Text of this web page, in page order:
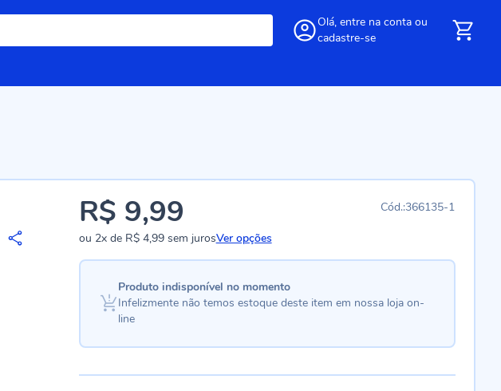
Olá, entre na conta ou
cadastre-se
366135-1
R$ 9,99
ou 2xde R$ 4,99sem jurosVer opções
Produto indisponível no momento
Infelizmente não temos estoque deste item em nossa loja on-
line